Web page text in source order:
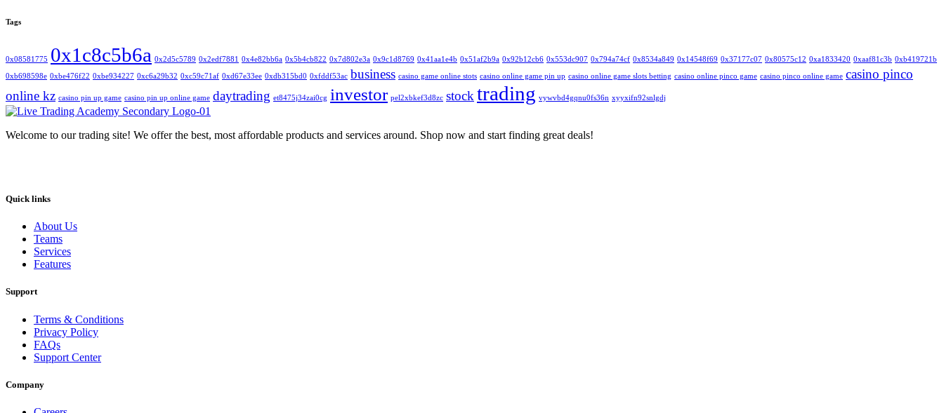
Tags
0x08581775 0x1c8c5b6a 0x2d5c5789 0x2edf7881 0x4e82bb6a 0x5b4cb822 0x7d802e3a 0x9c1d8769 0x41aa1e4b 0x51af2b9a 0x92b12cb6 0x553dc907 0x794a74cf 0x8534a849 0x14548f69 0x37177c07 0x80575c12 0xa1833420 0xaaf81c3b 0xb419721b
0xb698598e 0xbe476f22 0xbe934227 0xc6a29b32 0xc59c71af 0xd67e33ee 0xdb315bd0 0xfddf53ac business casino game online stots casino online game pin up casino online game slots betting casino online pinco game casino pinco online game casino pinco
online kz casino pin up game casino pin up online game daytrading et8475j34zai0cg investor pel2xbkef3d8zc stock trading vywvbd4gqnu0fs36n xyyxifn92snlgdj
Welcome to our trading site! We offer the best, most affordable products and services around. Shop now and start finding great deals!
Quick links
About Us
Teams
Services
Features
Support
Terms & Conditions
Privacy Policy
FAQs
Support Center
Company